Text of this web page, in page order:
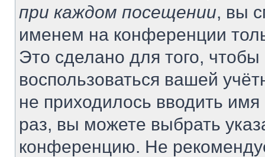
при каждом посещении, вы
именем на конференции
Это сделано для того, чтобы
воспользоваться вашей
не приходилось вводить
раз, вы можете выбрать
конференцию. Не